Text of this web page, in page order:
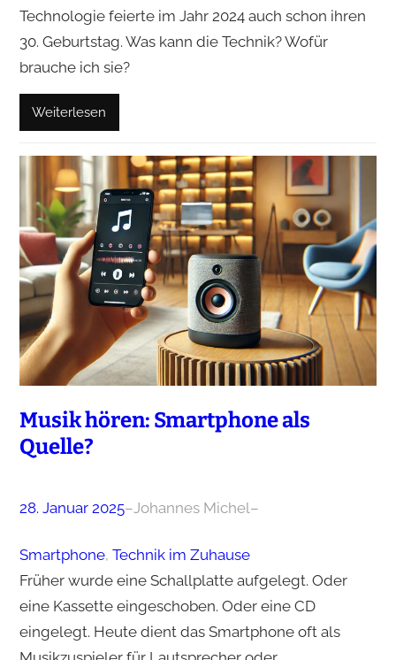
Technologie feierte im Jahr 2024 auch schon ihren
30. Geburtstag. Was kann die Technik? Wofür
brauche ich sie?
Weiterlesen
Musik hören: Smartphone als
Quelle?
28. Januar 2025–Johannes Michel–
Smartphone, Technik im Zuhause
Früher wurde eine Schallplatte aufgelegt. Oder
eine Kassette eingeschoben. Oder eine CD
eingelegt. Heute dient das Smartphone oft als